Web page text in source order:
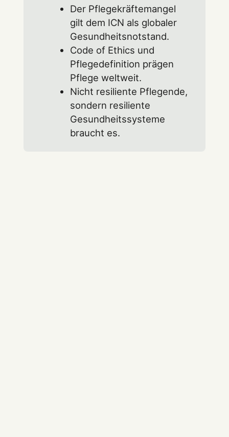
Der Pflegekräftemangel
gilt dem ICN als globaler
Gesundheitsnotstand.
Code of Ethics und
Pflegedefinition prägen
Pflege weltweit.
Nicht resiliente Pflegende,
sondern resiliente
Gesundheitssysteme
braucht es.